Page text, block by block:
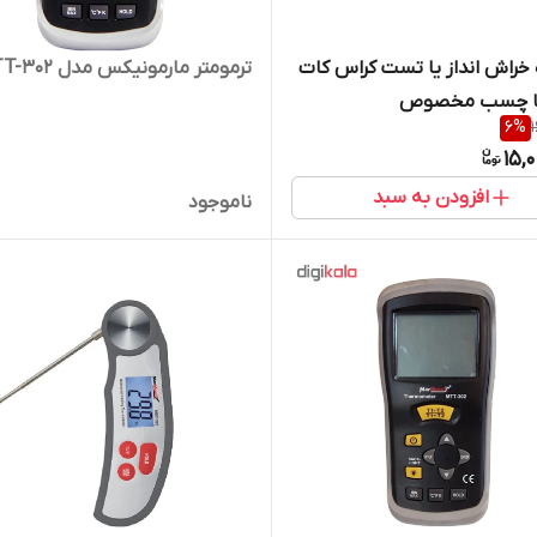
خراش انداز یا تست کراس کات
با چسب مخصوص
6%
افزودن به سبد
ترمومتر مارمونیکس مدل MTT-302
ناموجود